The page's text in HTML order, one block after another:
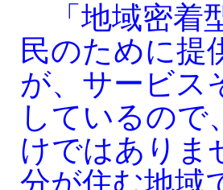
「地域密着
民のために提
が、サービス
しているので
けではありま
分が住む地域